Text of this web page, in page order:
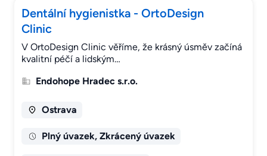
Dentální hygienistka - OrtoDesign
Clinic
V OrtoDesign Clinic věříme, že krásný úsměv začíná
kvalitní péčí a lidským…
Endohope Hradec s.r.o.
Ostrava
Plný úvazek, Zkrácený úvazek